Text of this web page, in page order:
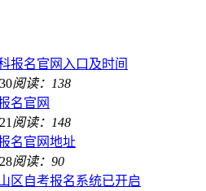
报名官网入口及时间
阅读：138
名官网
阅读：148
名官网地址
阅读：90
区自考报名系统已开启